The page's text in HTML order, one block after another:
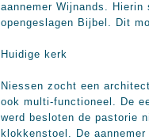
aannemer Wijnands.
opengeslagen Bijbel. Dit
Huidige kerk
Niessen zocht een
ook multi-functioneel. De
werd besloten de pastorie
klokkenstoel. De